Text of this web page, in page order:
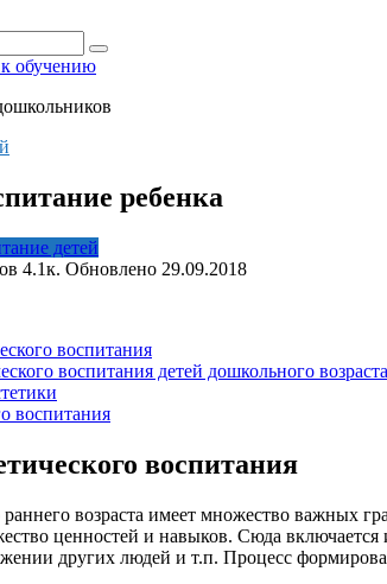
обучению
ребенка
детей
4.1к. Обновлено 29.09.2018
воспитания
воспитания детей дошкольного возраста
воспитания
воспитания
раннего возраста имеет множество важных
ценностей и навыков. Сюда включается
других людей и т.п. Процесс